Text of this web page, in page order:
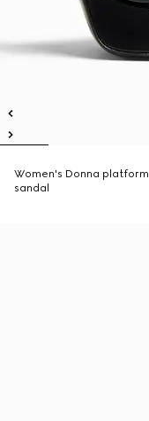
Women's Donna platform
sandal